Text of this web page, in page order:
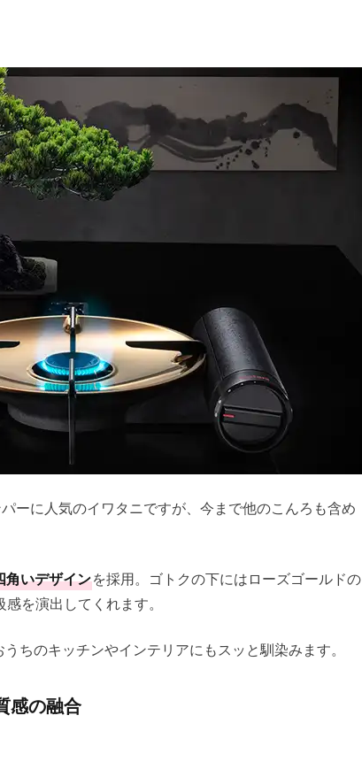
ーに人気のイワタニですが、今まで他のこんろも含め
角いデザインを採用。ゴトクの下にはローズゴールドの
を演出してくれます。
ちのキッチンやインテリアにもスッと馴染みます。
感の融合